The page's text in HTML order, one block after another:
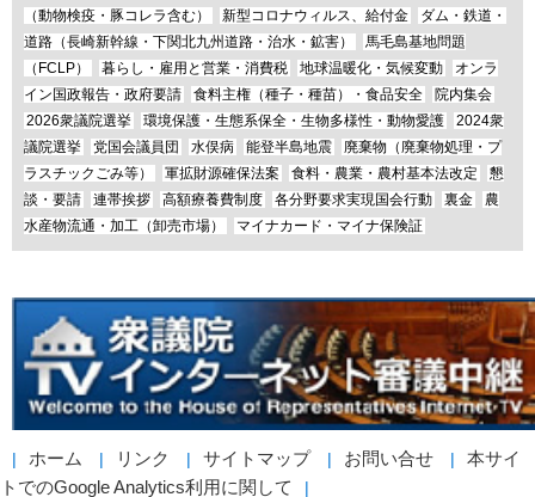
（動物検疫・豚コレラ含む）
新型コロナウィルス、給付金
ダム・鉄道・
道路（長崎新幹線・下関北九州道路・治水・鉱害）
馬毛島基地問題
（FCLP）
暮らし・雇用と営業・消費税 地球温暖化・気候変動
オンラ
イン国政報告・政府要請
食料主権（種子・種苗）・食品安全
院内集会
2026衆議院選挙
環境保護・生態系保全・生物多様性・動物愛護
2024衆
議院選挙
党国会議員団 水俣病 能登半島地震
廃棄物（廃棄物処理・プ
ラスチックごみ等）
軍拡財源確保法案 食料・農業・農村基本法改定
懇
談・要請
連帯挨拶 高額療養費制度 各分野要求実現国会行動 裏金
農
水産物流通・加工（卸売市場）
マイナカード・マイナ保険証
ホーム リンク サイトマップ お問い合せ
本サイ
トでのGoogle Analytics利用に関して